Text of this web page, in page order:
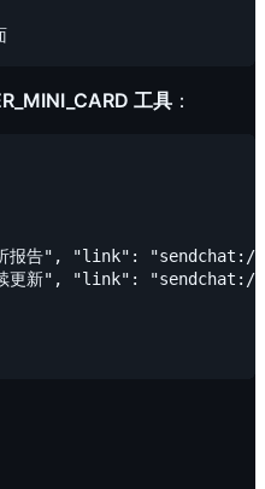
工具 ：
报告", "link": "sendchat://
更新", "link": "sendchat://